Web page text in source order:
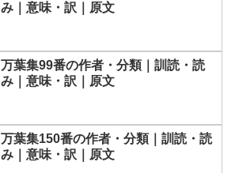
み｜意味・訳｜原文
万葉集99番の作者・分類｜訓読・読
み｜意味・訳｜原文
万葉集150番の作者・分類｜訓読・読
み｜意味・訳｜原文